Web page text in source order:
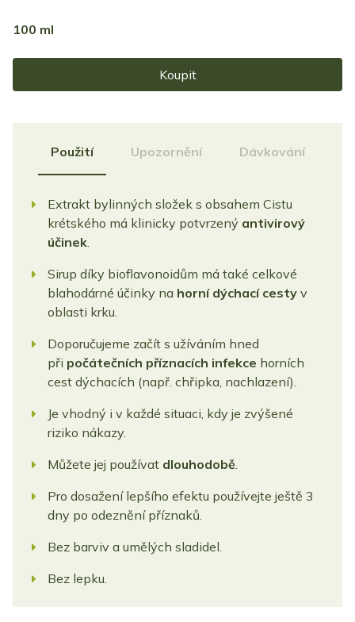
100 ml
Koupit
Použití Upozornění Dávkování
Extrakt bylinných složek s obsahem Cistu
krétského má klinicky potvrzený antivirový
účinek.
Sirup díky bioflavonoidům má také celkové
blahodárné účinky na horní dýchací cesty v
oblasti krku.
Doporučujeme začít s užíváním hned
při počátečních příznacích infekce horních
cest dýchacích (např. chřipka, nachlazení).
Je vhodný i v každé situaci, kdy je zvýšené
riziko nákazy.
Můžete jej používat dlouhodobě.
Pro dosažení lepšího efektu používejte ještě 3
dny po odeznění příznaků.
Bez barviv a umělých sladidel.
Bez lepku.